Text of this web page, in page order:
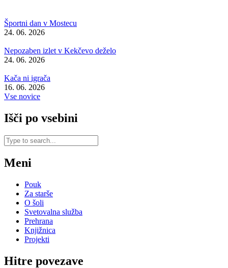
Športni dan v Mostecu
24. 06. 2026
Nepozaben izlet v Kekčevo deželo
24. 06. 2026
Kača ni igrača
16. 06. 2026
Vse novice
Išči po vsebini
Meni
Pouk
Za starše
O šoli
Svetovalna služba
Prehrana
Knjižnica
Projekti
Hitre povezave